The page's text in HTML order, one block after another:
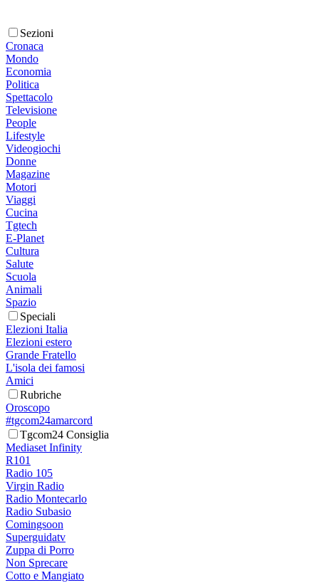
Sezioni
Cronaca
Mondo
Economia
Politica
Spettacolo
Televisione
People
Lifestyle
Videogiochi
Donne
Magazine
Motori
Viaggi
Cucina
Tgtech
E-Planet
Cultura
Salute
Scuola
Animali
Spazio
Speciali
Elezioni Italia
Elezioni estero
Grande Fratello
L'isola dei famosi
Amici
Rubriche
Oroscopo
#tgcom24amarcord
Tgcom24 Consiglia
Mediaset Infinity
R101
Radio 105
Virgin Radio
Radio Montecarlo
Radio Subasio
Comingsoon
Superguidatv
Zuppa di Porro
Non Sprecare
Cotto e Mangiato